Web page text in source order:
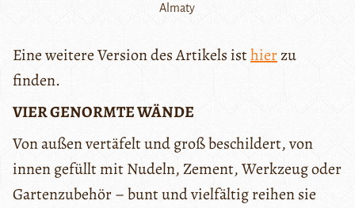
Almaty
Eine weitere Version des Artikels isthierzu
finden.
VIER GENORMTE WÄNDE
Von außen vertäfelt und groß beschildert, von
innen gefüllt mit Nudeln, Zement, Werkzeug oder
Gartenzubehör – bunt und vielfältig reihen sie